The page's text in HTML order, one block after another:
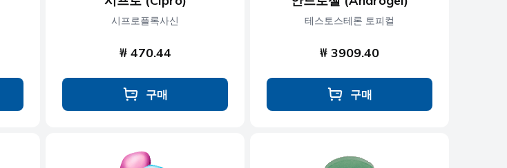
시프로플록사신
₩ 470.44
구매
테스토스테론 토피컬
₩ 3909.40
구매